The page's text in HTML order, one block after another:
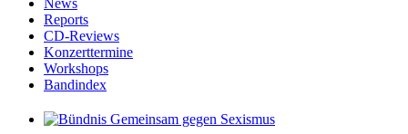
Reports
CD-Reviews
Konzerttermine
Workshops
Bandindex